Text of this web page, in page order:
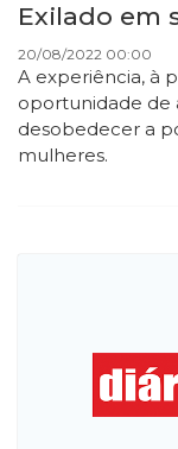
Exilado em
20/08/2022 00:00
A experiência, à
oportunidade de
desobedecer a
mulheres.